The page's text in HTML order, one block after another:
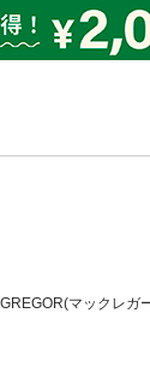
マックレガ